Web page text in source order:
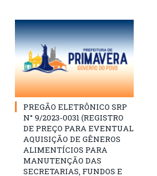
PREGÃO ELETRÔNICO SRP
N° 9/2023-0031 (REGISTRO
DE PREÇO PARA EVENTUAL
AQUISIÇÃO DE GÊNEROS
ALIMENTÍCIOS PARA
MANUTENÇÃO DAS
SECRETARIAS, FUNDOS E